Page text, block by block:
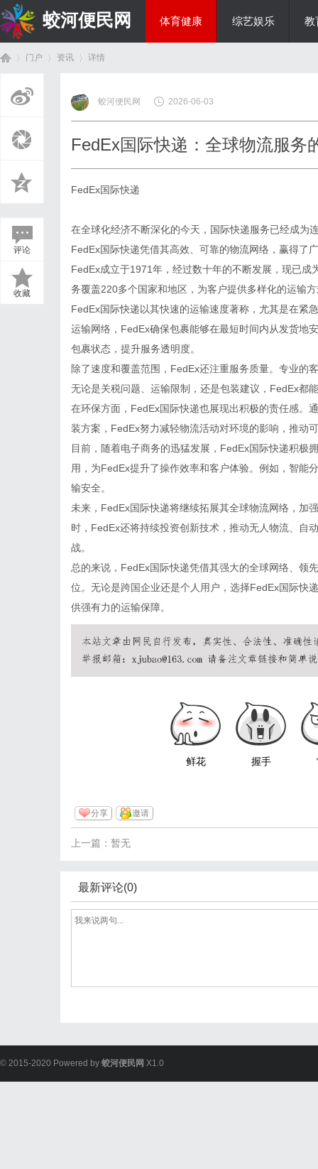
蛟河便民网 体育健康 综艺娱乐 教
门户 资讯
›
详情
评论
收藏
蛟河便民网 2026-06-03
FedEx国际快递：全球物流服务
FedEx国际快递
在全球化经济不断深化的今天，国际快递服务已经成为
FedEx国际快递凭借其高效、可靠的物流网络，赢得了
FedEx成立于1971年，经过数十年的不断发展，现已
务覆盖220多个国家和地区，为客户提供多样化的运输
FedEx国际快递以其快速的运输速度著称，尤其是在紧
运输网络，FedEx确保包裹能够在最短时间内从发货地
包裹状态，提升服务透明度。
除了速度和覆盖范围，FedEx还注重服务质量。专业的
无论是关税问题、运输限制，还是包装建议，FedEx都
在环保方面，FedEx国际快递也展现出积极的责任感。
装方案，FedEx努力减轻物流活动对环境的影响，推动
目前，随着电子商务的迅猛发展，FedEx国际快递积极
用，为FedEx提升了操作效率和客户体验。例如，智能
输安全。
未来，FedEx国际快递将继续拓展其全球物流网络，加
时，FedEx还将持续投资创新技术，推动无人物流、自
战。
总的来说，FedEx国际快递凭借其强大的全球网络、领
位。无论是跨国企业还是个人用户，选择FedEx国际快
供强有力的运输保障。
鲜花 握手
分享 邀请
上一篇：暂无
最新评论(0)
© 2015-2020 Powered by 蛟河便民网 X1.0